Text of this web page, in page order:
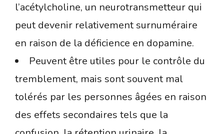
l’acétylcholine, un neurotransmetteur qui
peut devenir relativement surnuméraire
en raison de la déficience en dopamine.
Peuvent être utiles pour le contrôle du
tremblement, mais sont souvent mal
tolérés par les personnes âgées en raison
des effets secondaires tels que la